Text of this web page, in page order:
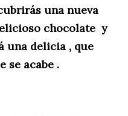
una nueva
chocolate y
una delicia , que
se acabe .